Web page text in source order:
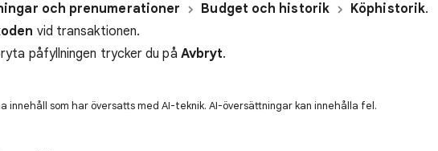
och prenumerationer Budget och historik Köphistorik.
vid transaktionen.
påfyllningen trycker du på Avbryt.
innehåll som har översatts med AI-teknik. AI-översättningar kan innehålla fel.